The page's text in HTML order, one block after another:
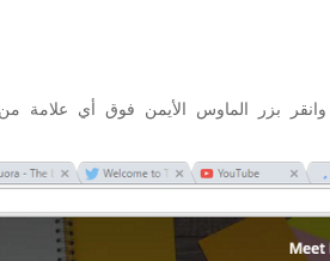
بزر الماوس الأيمن فوق أي